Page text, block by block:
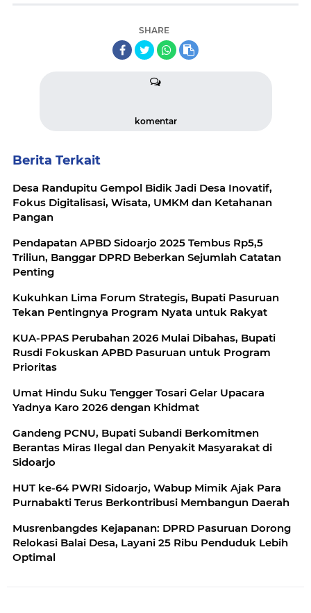
SHARE
komentar
Berita Terkait
Desa Randupitu Gempol Bidik Jadi Desa Inovatif,
Fokus Digitalisasi, Wisata, UMKM dan Ketahanan
Pangan
Pendapatan APBD Sidoarjo 2025 Tembus Rp5,5
Triliun, Banggar DPRD Beberkan Sejumlah Catatan
Penting
Kukuhkan Lima Forum Strategis, Bupati Pasuruan
Tekan Pentingnya Program Nyata untuk Rakyat
KUA-PPAS Perubahan 2026 Mulai Dibahas, Bupati
Rusdi Fokuskan APBD Pasuruan untuk Program
Prioritas
Umat Hindu Suku Tengger Tosari Gelar Upacara
Yadnya Karo 2026 dengan Khidmat
Gandeng PCNU, Bupati Subandi Berkomitmen
Berantas Miras Ilegal dan Penyakit Masyarakat di
Sidoarjo
HUT ke-64 PWRI Sidoarjo, Wabup Mimik Ajak Para
Purnabakti Terus Berkontribusi Membangun Daerah
Musrenbangdes Kejapanan: DPRD Pasuruan Dorong
Relokasi Balai Desa, Layani 25 Ribu Penduduk Lebih
Optimal